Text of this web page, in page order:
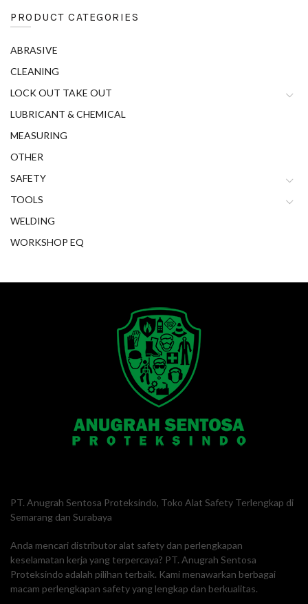
PRODUCT CATEGORIES
ABRASIVE
CLEANING
LOCK OUT TAKE OUT
LUBRICANT & CHEMICAL
MEASURING
OTHER
SAFETY
TOOLS
WELDING
WORKSHOP EQ
PT. Anugrah Sentosa Proteksindo, Toko Alat Safety Terlengkap di
Semarang dan Surabaya
Anda mencari distributor alat safety dan perlengkapan
keselamatan kerja yang terpercaya? PT. Anugrah Sentosa
Proteksindo adalah pilihan terbaik. Kami menawarkan berbagai
macam perlengkapan safety yang lengkap dan berkualitas.